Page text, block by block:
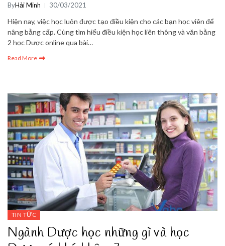
ByHải Minh 30/03/2021
Hiện nay, việc học luôn được tạo điều kiện cho các bạn học viên để
nâng bằng cấp. Cùng tìm hiểu điều kiện học liên thông và văn bằng
2 học Dược online qua bài…
Read More
TIN TỨC
Ngành Dược học những gì và học